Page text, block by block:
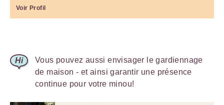
Voir Profil
Vous pouvez aussi envisager le gardiennage
de maison - et ainsi garantir une présence
continue pour votre minou!